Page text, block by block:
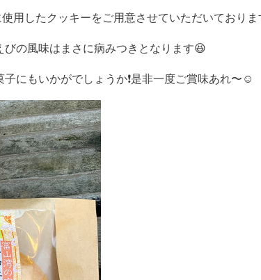
用したクッキーをご用意させていただいておりま
の風味はまさに病みつきとなります😆
にもいかがでしょうか❗️是非一度ご賞味あれ〜☺️